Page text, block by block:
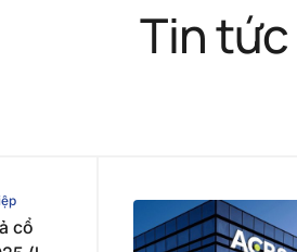
Tin
cổ